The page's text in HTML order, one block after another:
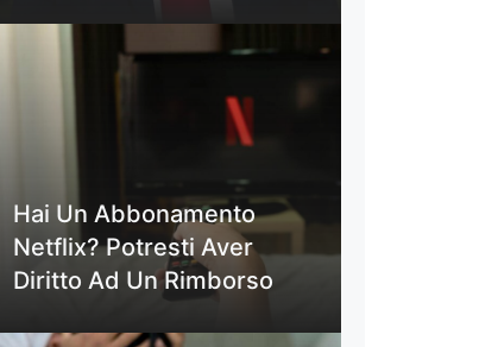
Hai Un Abbonamento
Netflix? Potresti Aver
Diritto Ad Un Rimborso